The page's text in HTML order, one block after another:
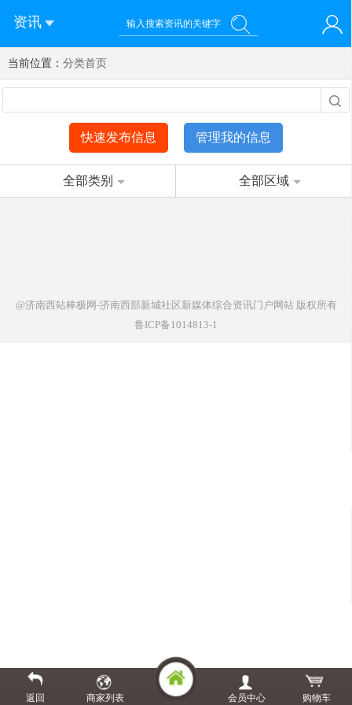
资讯
您好！欢迎来到济南西站棒极网-济南西部新城社区新媒体综
合资讯门户网站
登录 注册 微信快速登录
当前位置： 分类首页
快速发布信息 管理我的信息
全部类别 全部区域
@济南西站棒极网-济南西部新城社区新媒体综合资讯门户网站版权所有
鲁ICP备1014813-1
返回 商家列表 会员中心 购物车